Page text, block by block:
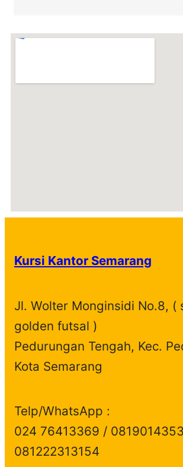
Kursi Kantor Semarang
Jl. Wolter Monginsidi No.8, (
golden futsal )
Pedurungan Tengah, Kec.
Kota Semarang
Telp/WhatsApp :
024 76413369 /
081222313154